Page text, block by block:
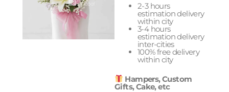
2-3 hours
estimation delivery
within city
3-4 hours
estimation delivery
inter-cities
100% free delivery
within city
Hampers, Custom
Gifts, Cake, etc